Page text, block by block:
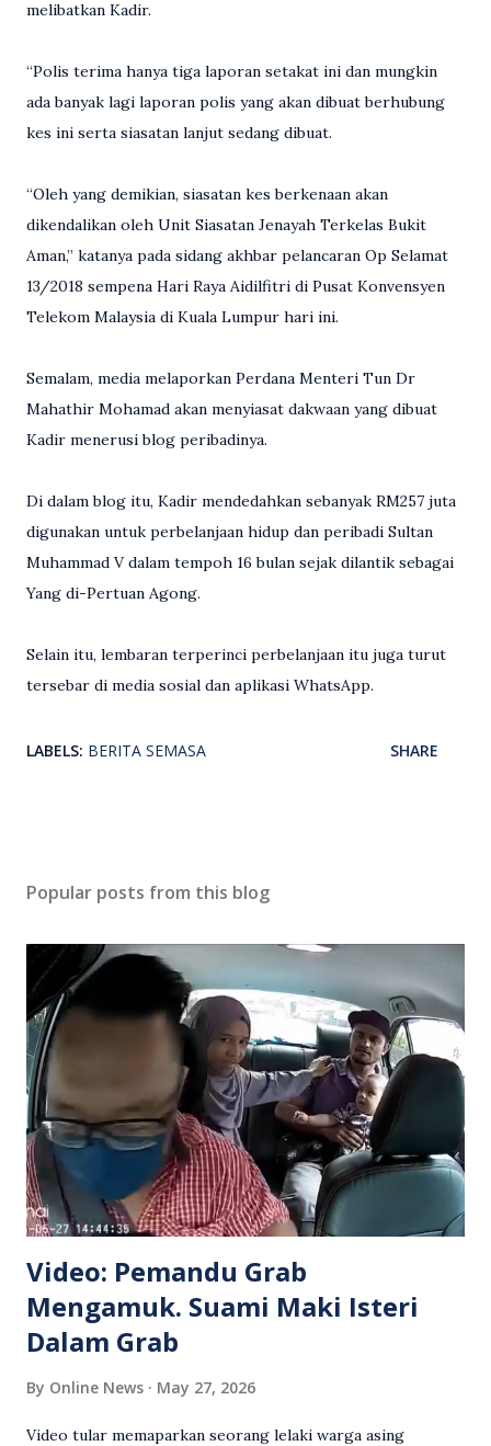
melibatkan Kadir.
“Polis terima hanya tiga laporan setakat ini dan mungkin
ada banyak lagi laporan polis yang akan dibuat berhubung
kes ini serta siasatan lanjut sedang dibuat.
“Oleh yang demikian, siasatan kes berkenaan akan
dikendalikan oleh Unit Siasatan Jenayah Terkelas Bukit
Aman,” katanya pada sidang akhbar pelancaran Op Selamat
13/2018 sempena Hari Raya Aidilfitri di Pusat Konvensyen
Telekom Malaysia di Kuala Lumpur hari ini.
Semalam, media melaporkan Perdana Menteri Tun Dr
Mahathir Mohamad akan menyiasat dakwaan yang dibuat
Kadir menerusi blog peribadinya.
Di dalam blog itu, Kadir mendedahkan sebanyak RM257 juta
digunakan untuk perbelanjaan hidup dan peribadi Sultan
Muhammad V dalam tempoh 16 bulan sejak dilantik sebagai
Yang di-Pertuan Agong.
Selain itu, lembaran terperinci perbelanjaan itu juga turut
tersebar di media sosial dan aplikasi WhatsApp.
LABELS: BERITA SEMASA SHARE
Popular posts from this blog
Video: Pemandu Grab
Mengamuk. Suami Maki Isteri
Dalam Grab
By Online News May 27, 2026
Video tular memaparkan seorang lelaki warga asing